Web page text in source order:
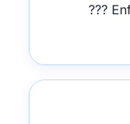
?‍??